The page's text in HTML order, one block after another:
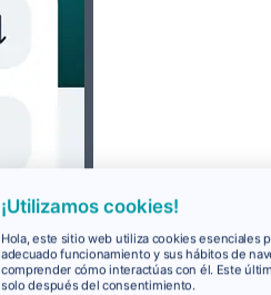
¡Utilizamos cookies!
Hola, este sitio web utiliza cookies esenciales
adecuado funcionamiento y sus hábitos de
comprender cómo interactúas con él. Este
solo después del consentimiento.